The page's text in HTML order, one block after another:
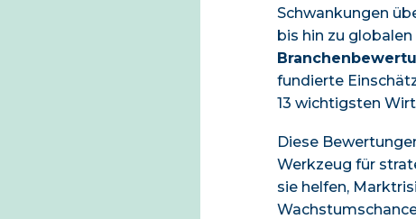
Schwankungen
bis hin zu
fundierte
13 wichtigsten
Diese
Werkzeug für
sie helfen,